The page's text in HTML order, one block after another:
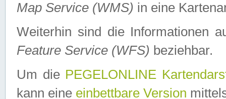
Map Service (WMS) in eine
Weiterhin sind die Informationen
Feature Service (WFS) beziehbar.
Um die PEGELONLINE
kann eine einbettbare Version